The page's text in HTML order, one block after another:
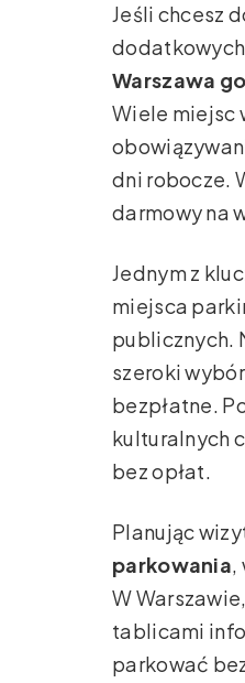
Jeśli chcesz
Warszawa
Wiele miejsc
dni robocze.
darmowy na
Jednym z
miejsca
publicznych.
szeroki
bezpłatne.
kulturalnych
bez opłat.
Planując
parkowania,
W
tablicami
parkować